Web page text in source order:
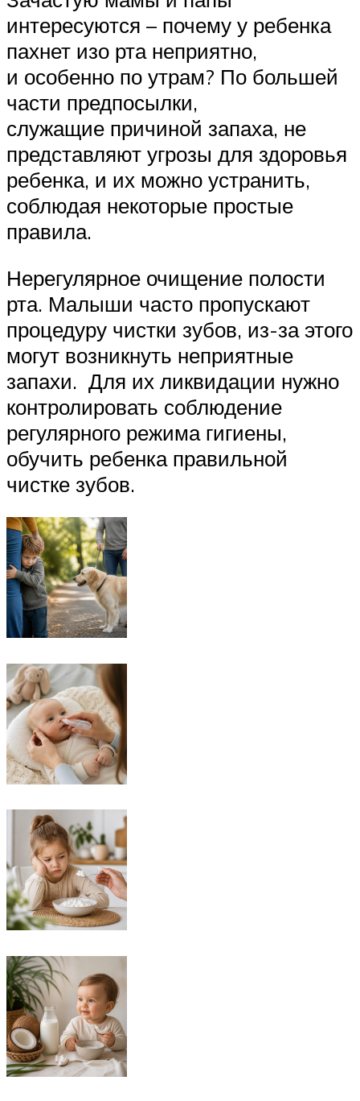
интересуются – почему у ребенка
пахнет изо рта неприятно,
и особенно по утрам? По большей
части предпосылки,
служащие причиной запаха, не
представляют угрозы для здоровья
ребенка, и их можно устранить,
соблюдая некоторые простые
правила.
Нерегулярное очищение полости
рта. Малыши часто пропускают
процедуру чистки зубов, из-за этого
могут возникнуть неприятные
запахи. Для их ликвидации нужно
контролировать соблюдение
регулярного режима гигиены,
обучить ребенка правильной
чистке зубов.